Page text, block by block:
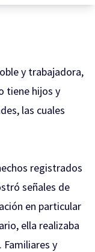
y trabajadora,
tiene hijos y
las cuales
registrados
señales de
en particular
ella realizaba
y